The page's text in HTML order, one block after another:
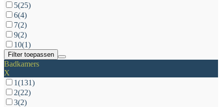
5(25)
6(4)
7(2)
9(2)
10(1)
Filter toepassen
Badkamers
X
1(131)
2(22)
3(2)